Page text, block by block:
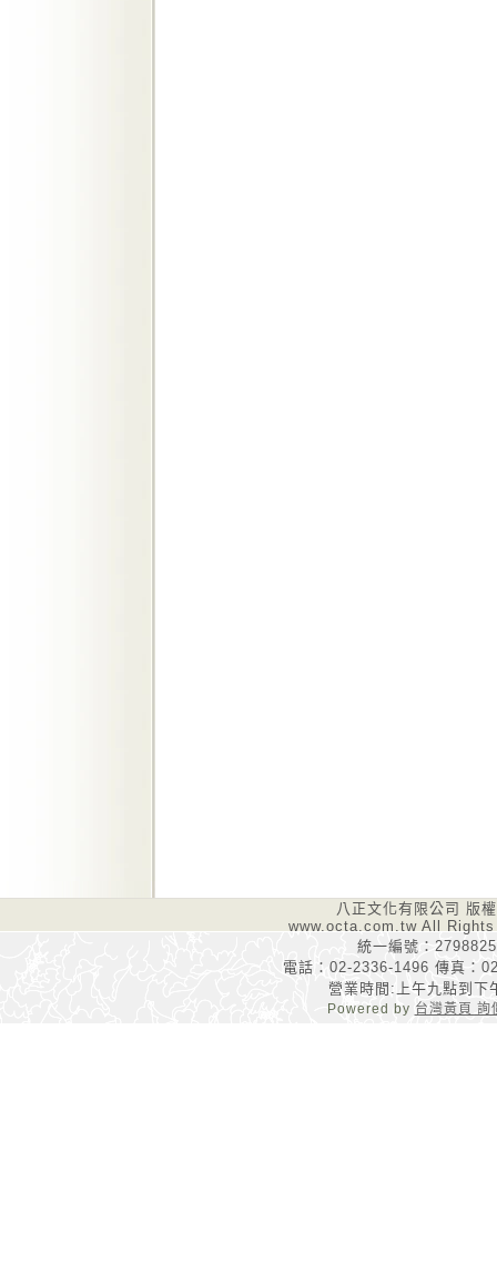
八正文化有限公司 版
www.octa.com.tw All
統一編號：
電話：02-2336-1496 傳真：
營業時間:上午九點到下
Powered by 台灣黃頁 詢